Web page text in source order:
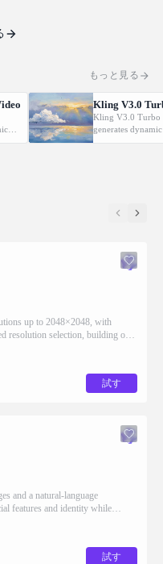
もっと見る
Kling V3.0
Kling V3.0 Turbo
generates
from text
up to 2048×2048, with
resolution selection, building on
試す
and a natural-language
features and identity while
試す